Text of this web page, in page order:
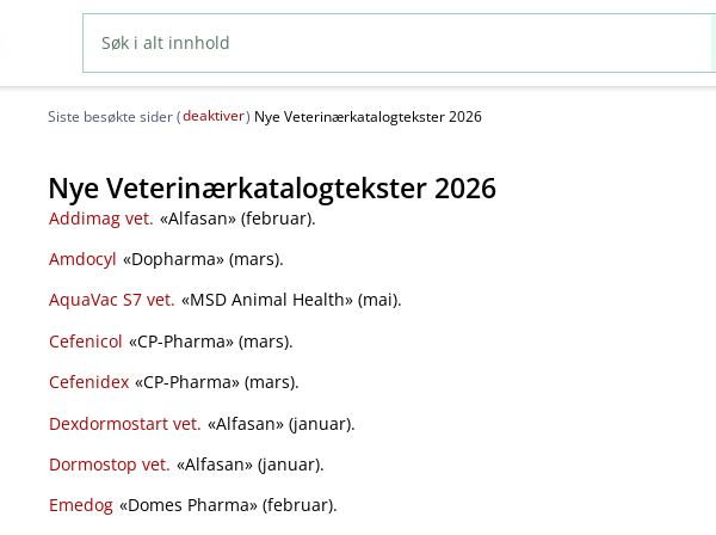
Siste besøkte sider (deaktiver) Nye Veterinærkatalogtekster 2026
Nye Veterinærkatalogtekster 2026
Addimag vet. «Alfasan» (februar).
Amdocyl «Dopharma» (mars).
AquaVac S7 vet. «MSD Animal Health» (mai).
Cefenicol «CP-Pharma» (mars).
Cefenidex «CP-Pharma» (mars).
Dexdormostart vet. «Alfasan» (januar).
Dormostop vet. «Alfasan» (januar).
Emedog «Domes Pharma» (februar).